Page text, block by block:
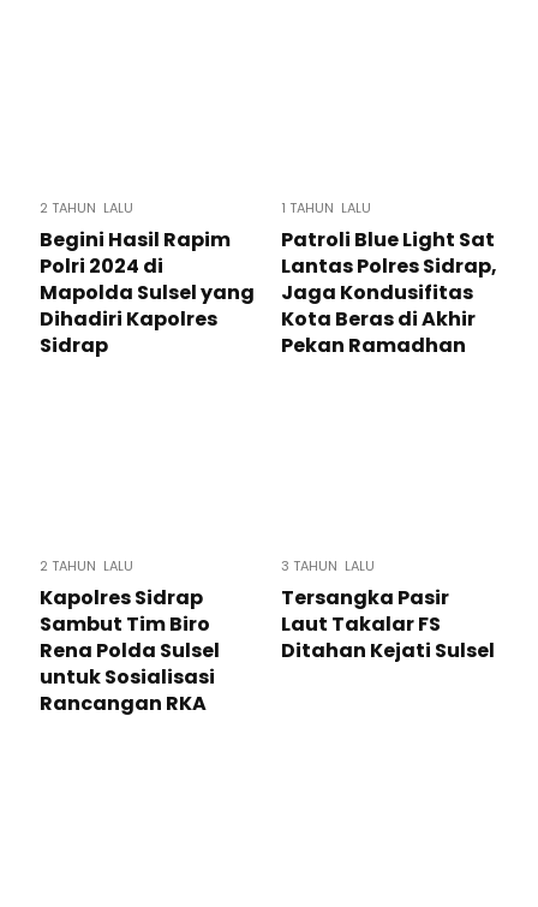
2 TAHUN LALU
Begini Hasil Rapim
Polri 2024 di
Mapolda Sulsel yang
Dihadiri Kapolres
Sidrap
1 TAHUN LALU
Patroli Blue Light Sat
Lantas Polres Sidrap,
Jaga Kondusifitas
Kota Beras di Akhir
Pekan Ramadhan
2 TAHUN LALU
Kapolres Sidrap
Sambut Tim Biro
Rena Polda Sulsel
untuk Sosialisasi
Rancangan RKA
3 TAHUN LALU
Tersangka Pasir
Laut Takalar FS
Ditahan Kejati Sulsel